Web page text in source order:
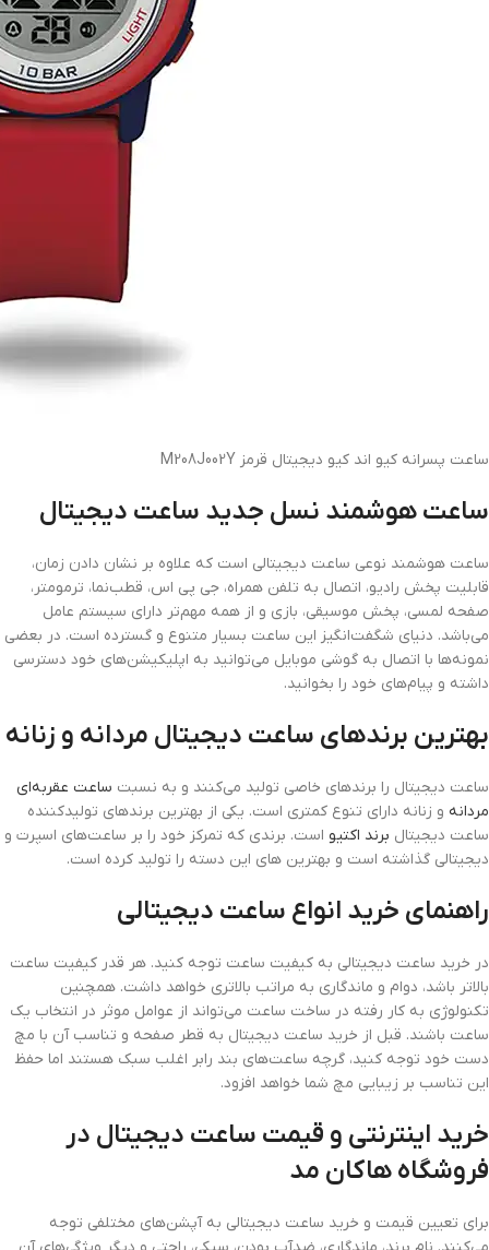
ساعت پسرانه کیو اند کیو دیجیتال قرمز M208J002Y
ساعت هوشمند نسل جدید ساعت دیجیتال
ساعت هوشمند نوعی ساعت دیجیتالی است که علاوه بر نشان دادن زمان،
قابلیت پخش رادیو، اتصال به تلفن همراه، جی پی اس، قطب‌نما، ترمومتر،
صفحه لمسی، پخش موسیقی، بازی و از همه مهم‌تر دارای سیستم عامل
می‌باشد. دنیای شگفت‌انگیز این ساعت بسیار متنوع و گسترده است. در بعضی
نمونه‌ها با اتصال به گوشی موبایل می‌توانید به اپلیکیشن‌های خود دسترسی
داشته و پیام‌های خود را بخوانید.
بهترین برندهای ساعت دیجیتال مردانه و زنانه
ساعت‌ دیجیتال را برندهای خاصی تولید می‌کنند و به نسبت ساعت عقربه‌ای
مردانه و زنانه دارای تنوع کمتری است. یکی از بهترین برندهای تولیدکننده
ساعت دیجیتال برند اکتیو است. برندی که تمرکز خود را بر ساعت‌های اسپرت و
دیجیتالی گذاشته است و بهترین های این دسته را تولید کرده است.
راهنمای خرید انواع ساعت دیجیتالی
در خرید ساعت دیجیتالی به کیفیت ساعت توجه کنید. هر قدر کیفیت ساعت
بالاتر باشد، دوام و ماندگاری به مراتب بالاتری خواهد داشت. همچنین
تکنولوژی به کار رفته در ساخت ساعت می‌تواند از عوامل موثر در انتخاب یک
ساعت باشند. قبل از خرید ساعت دیجیتال به قطر صفحه و تناسب آن با مچ
دست خود توجه کنید، گرچه ساعت‌های بند رابر اغلب سبک هستند اما حفظ
این تناسب بر زیبایی مچ شما خواهد افزود.
خرید اینترنتی و قیمت ساعت دیجیتال در
فروشگاه هاکان مد
برای تعیین قیمت و خرید ساعت دیجیتالی به آپشن‌های مختلفی توجه